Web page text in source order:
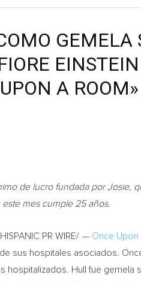
GEMELA
A ROOM»
de lucro fundada por Josie,
mes cumple 25 años.
PR WIRE/ — Once Upon
sus hospitales asociados.
hospitalizados. Hull fue